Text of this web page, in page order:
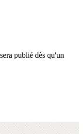
publié dès qu'un